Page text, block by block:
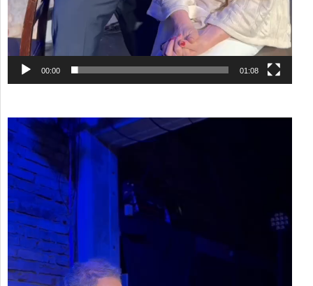
00:00 01:08
Video-
Player